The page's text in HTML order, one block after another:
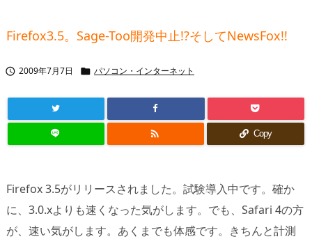
次へ
Firefox3.5。Sage-Too開発中止!?そしてNewsFox!!
 2009年7月7日  パソコン・インターネット
 Copy
Firefox 3.5がリリースされました。試験導入中です。確か
に、3.0.xよりも速くなった気がします。でも、Safari 4の方
が、速い気がします。あくまでも体感です。きちんと計測